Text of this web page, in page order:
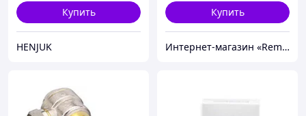
Купить
HENJUK
Купить
Интернет-магазин «Rem-elektronik»